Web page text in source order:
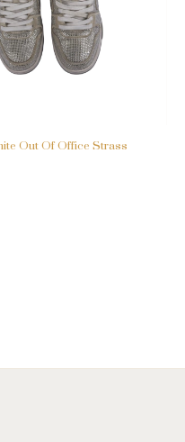
Out Of Office Strass